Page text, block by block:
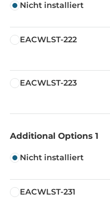
Nicht installiert
EACWLST-222
EACWLST-223
Additional Options 1
Nicht installiert
EACWLST-231